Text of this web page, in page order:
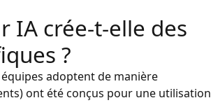
IA crée-t-elle des
?
adoptent de manière
ont été conçus pour une utilisation